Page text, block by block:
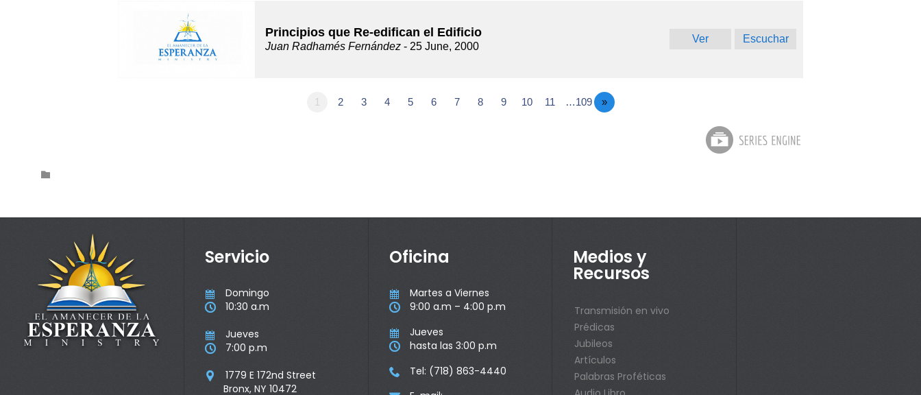
Principios que Re-edifican el Edificio
Juan Radhamés Fernández - 25 June, 2000
Ver Escuchar
1 2 3 4 5 6 7 8 9 10 11 …109 »

Servicio
 Domingo
 10:30 a.m
 Jueves
 7:00 p.m

1779 E 172nd Street
Bronx, NY 10472
Oficina
 Martes a Viernes
 9:00 a.m – 4:00 p.m
 Jueves
 hasta las 3:00 p.m
 Tel: (718) 863-4440
Medios y
Recursos
Transmisión en vivo
Prédicas
Jubileos
Artículos
Palabras Proféticas